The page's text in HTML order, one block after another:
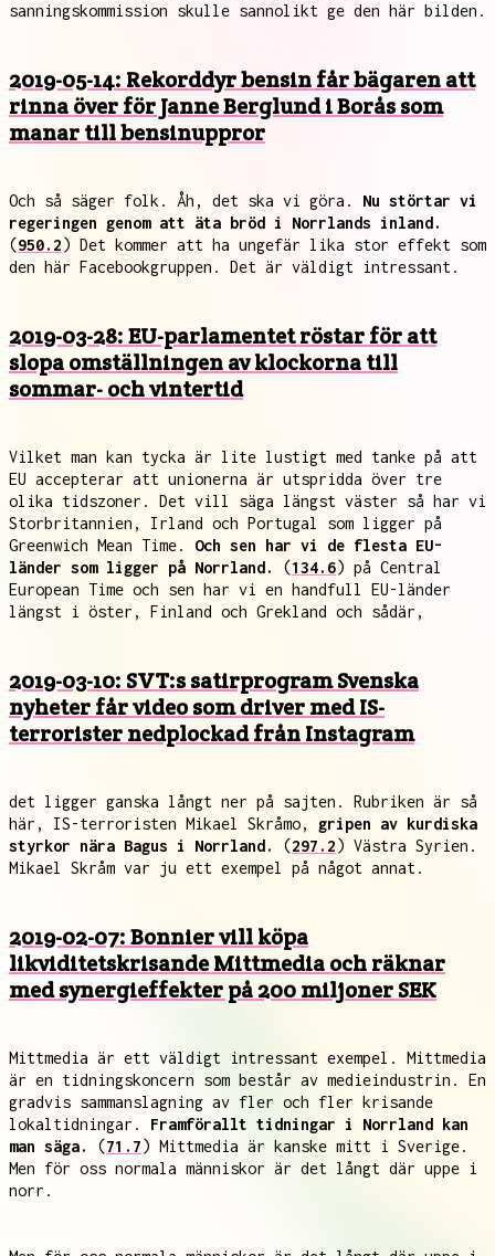
sanningskommission skulle sannolikt ge den här bilden.
2019-05-14: Rekorddyr bensin får bägaren att
rinna över för Janne Berglund i Borås som
manar till bensinuppror
Och så säger folk. Åh, det ska vi göra. Nu störtar vi
regeringen genom att äta bröd i Norrlands inland.
(950.2) Det kommer att ha ungefär lika stor effekt som
den här Facebookgruppen. Det är väldigt intressant.
2019-03-28: EU-parlamentet röstar för att
slopa omställningen av klockorna till
sommar- och vintertid
Vilket man kan tycka är lite lustigt med tanke på att
EU accepterar att unionerna är utspridda över tre
olika tidszoner. Det vill säga längst väster så har vi
Storbritannien, Irland och Portugal som ligger på
Greenwich Mean Time. Och sen har vi de flesta EU-
länder som ligger på Norrland.
(134.6) på Central
European Time och sen har vi en handfull EU-länder
längst i öster, Finland och Grekland och sådär,
2019-03-10: SVT:s satirprogram Svenska
nyheter får video som driver med IS-
terrorister nedplockad från Instagram
det ligger ganska långt ner på sajten. Rubriken är så
här, IS-terroristen Mikael Skråmo, gripen av kurdiska
styrkor nära Bagus i Norrland.
(297.2) Västra Syrien.
Mikael Skråm var ju ett exempel på något annat.
2019-02-07: Bonnier vill köpa
likviditetskrisande Mittmedia och räknar
med synergieffekter på 200 miljoner SEK
Mittmedia är ett väldigt intressant exempel. Mittmedia
är en tidningskoncern som består av medieindustrin. En
gradvis sammanslagning av fler och fler krisande
lokaltidningar. Framförallt tidningar i Norrland kan
man säga.
(71.7) Mittmedia är kanske mitt i Sverige.
Men för oss normala människor är det långt där uppe i
norr.